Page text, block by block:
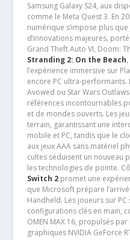
Samsung Galaxy S24, aux
comme le Meta Quest 3. En
numérique s’impose plus
d’innovations majeures,
Grand Theft Auto VI, Doom:
Stranding 2: On the Beach
l’expérience immersive sur
encore PC ultra-performants.
Avowed ou Star Wars
références incontournables
et de mondes ouverts. Les
terrain, garantissant une
mobile et PC, tandis que le
aux jeux AAA sans matériel
cultes séduisent un nouveau
les technologies de pointe.
Switch 2promet une
que Microsoft prépare
Handheld. Les joueurs sur
configurations clés en main,
OMEN MAX 16, propulsés
graphiques NVIDIA GeForce